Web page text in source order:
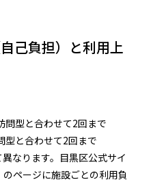
己負担）と利用上
型と合わせて2回まで
と合わせて2回まで
なります。目黒区公式サイ
ページに施設ごとの利用負